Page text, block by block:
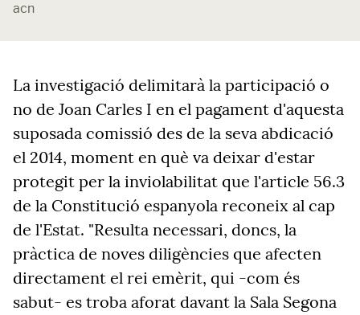
acn
La investigació delimitarà la participació o
no de Joan Carles I en el pagament d'aquesta
suposada comissió des de la seva abdicació
el 2014, moment en què va deixar d'estar
protegit per la inviolabilitat que l'article 56.3
de la Constitució espanyola reconeix al cap
de l'Estat. "Resulta necessari, doncs, la
pràctica de noves diligències que afecten
directament el rei emèrit, qui -com és
sabut- es troba aforat davant la Sala Segona